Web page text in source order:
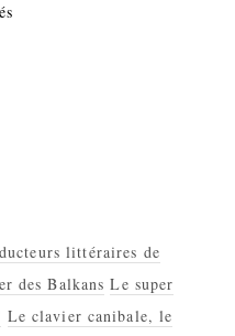
littéraires de
des Balkans Le super
Le clavier canibale, le